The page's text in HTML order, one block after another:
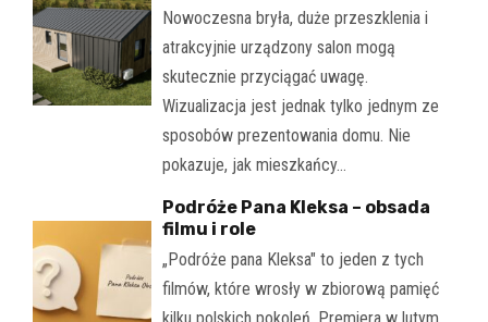
Nowoczesna bryła, duże przeszklenia i
atrakcyjnie urządzony salon mogą
skutecznie przyciągać uwagę.
Wizualizacja jest jednak tylko jednym ze
sposobów prezentowania domu. Nie
pokazuje, jak mieszkańcy…
Podróże Pana Kleksa – obsada
filmu i role
„Podróże pana Kleksa" to jeden z tych
filmów, które wrosły w zbiorową pamięć